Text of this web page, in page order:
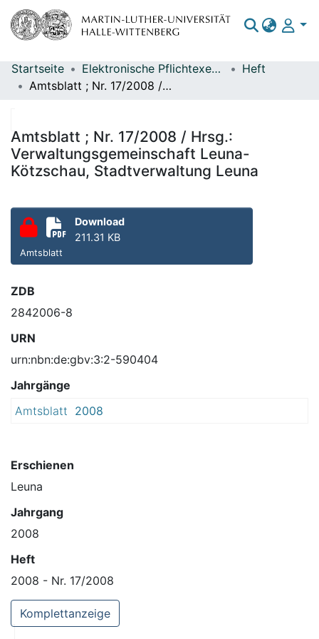
Bereiche & Sammlungen
Statistiken
Startseite Elektronische Pflichtexemplare
Heft
Amtsblatt ; Nr. 17/2008 / Hrsg.: Verwaltungsgemeinschaft Leuna-Kötzschau, Stadtverwaltung Leuna
Amtsblatt ; Nr. 17/2008 / Hrsg.:
Verwaltungsgemeinschaft Leuna-
Kötzschau, Stadtverwaltung Leuna
Download
211.31 KB
Amtsblatt
ZDB
2842006-8
URN
urn:nbn:de:gbv:3:2-590404
Jahrgänge
Amtsblatt 2008
Erschienen
Leuna
Jahrgang
2008
Heft
2008 - Nr. 17/2008
Komplettanzeige